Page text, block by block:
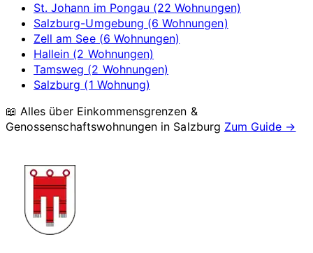
St. Johann im Pongau (22 Wohnungen)
Salzburg-Umgebung (6 Wohnungen)
Zell am See (6 Wohnungen)
Hallein (2 Wohnungen)
Tamsweg (2 Wohnungen)
Salzburg (1 Wohnung)
📖 Alles über Einkommensgrenzen &
Genossenschaftswohnungen in Salzburg Zum Guide →